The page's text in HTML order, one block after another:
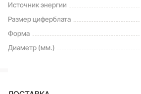
Источник энергии
Размер циферблата
Форма
Диаметр (мм.)